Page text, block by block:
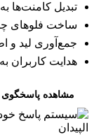
تبدیل کامنت‌ها
ساخت فلوهای
جمع‌آوری لید و
هدایت کاربران
مشاهده پاسخگوی